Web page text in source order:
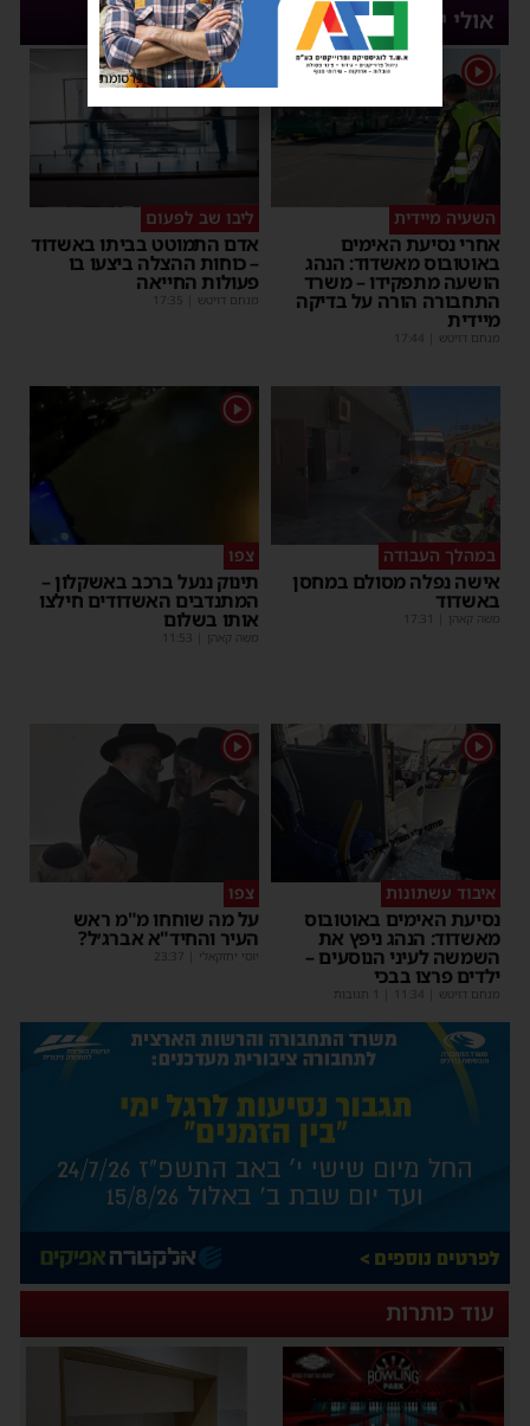
אולי יעניין אותך
1
השעיה מיידית
אחרי נסיעת האימים
באוטובוס מאשדוד: הנהג
הושעה מתפקידו – משרד
התחבורה הורה על בדיקה
מיידית
מנחם דויטש 17:44
ליבו שב לפעום
אדם התמוטט בביתו באשדוד
– כוחות ההצלה ביצעו בו
פעולות החייאה
מנחם דויטש 17:35
במהלך העבודה
אישה נפלה מסולם במחסן
באשדוד
משה קאהן 17:31
1
צפו
תינוק ננעל ברכב באשקלון –
המתנדבים האשדודים חילצו
אותו בשלום
משה קאהן 11:53
1
איבוד עשתונות
נסיעת האימים באוטובוס
מאשדוד: הנהג ניפץ את
השמשה לעיני הנוסעים –
ילדים פרצו בבכי
מנחם דויטש 11:34
1
צפו
על מה שוחחו מ"מ ראש
העיר והחיד"א אברג׳ל?
יוסי יחזקאלי 23:37
עוד כותרות
פרסומת